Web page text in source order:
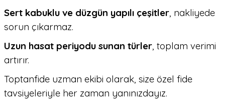
Sert kabuklu ve düzgün yapılı çeşitler , nakliyede
sorun çıkarmaz.
Uzun hasat periyodu sunan türler , toplam verimi
artırır.
Toptanfide uzman ekibi olarak, size özel fide
tavsiyeleriyle her zaman yanınızdayız.